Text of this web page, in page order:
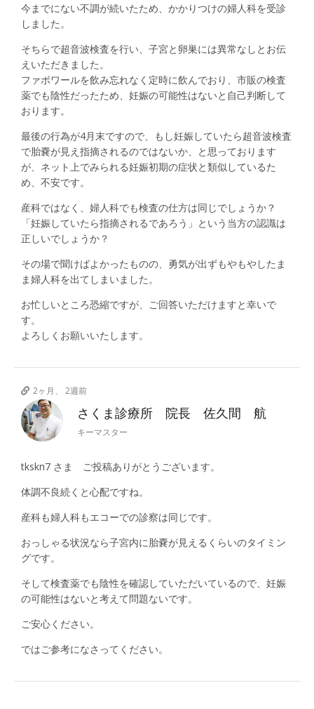
今までにない不調が続いたため、かかりつけの婦人科を受診
しました。
そちらで超音波検査を行い、子宮と卵巣には異常なしとお伝
えいただきました。
ファボワールを飲み忘れなく定時に飲んでおり、市販の検査
薬でも陰性だったため、妊娠の可能性はないと自己判断して
おります。
最後の行為が4月末ですので、もし妊娠していたら超音波検査
で胎嚢が見え指摘されるのではないか、と思っております
が、ネット上でみられる妊娠初期の症状と類似しているた
め、不安です。
産科ではなく、婦人科でも検査の仕方は同じでしょうか？
「妊娠していたら指摘されるであろう」という当方の認識は
正しいでしょうか？
その場で聞けばよかったものの、勇気が出ずもやもやしたま
ま婦人科を出てしまいました。
お忙しいところ恐縮ですが、ご回答いただけますと幸いで
す。
よろしくお願いいたします。
2ヶ月、 2週前
さくま診療所 院長 佐久間 航
キーマスター
tkskn7 さま ご投稿ありがとうございます。
体調不良続くと心配ですね。
産科も婦人科もエコーでの診察は同じです。
おっしゃる状況なら子宮内に胎嚢が見えるくらいのタイミン
グです。
そして検査薬でも陰性を確認していただいているので、妊娠
の可能性はないと考えて問題ないです。
ご安心ください。
ではご参考になさってください。